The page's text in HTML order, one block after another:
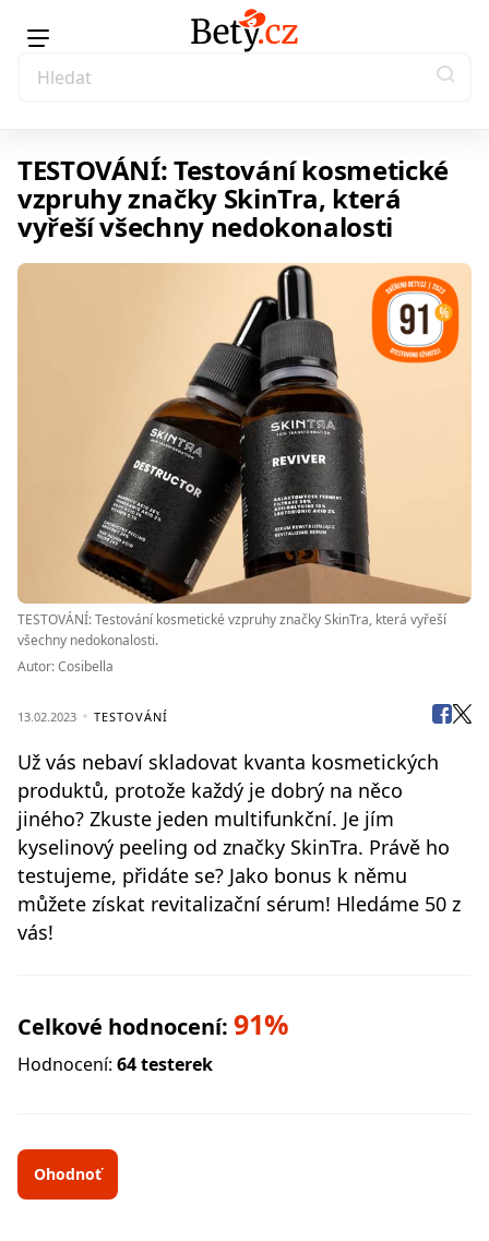
TESTOVÁNÍ: Testování kosmetické
vzpruhy značky SkinTra, která
vyřeší všechny nedokonalosti
TESTOVÁNÍ: Testování kosmetické vzpruhy značky SkinTra, která vyřeší
všechny nedokonalosti.
Autor: Cosibella
13.02.2023 TESTOVÁNÍ
Už vás nebaví skladovat kvanta kosmetických
produktů, protože každý je dobrý na něco
jiného? Zkuste jeden multifunkční. Je jím
kyselinový peeling od značky SkinTra. Právě ho
testujeme, přidáte se? Jako bonus k němu
můžete získat revitalizační sérum! Hledáme 50 z
vás!
Celkové hodnocení: 91%
Hodnocení: 64 testerek
Ohodnoť